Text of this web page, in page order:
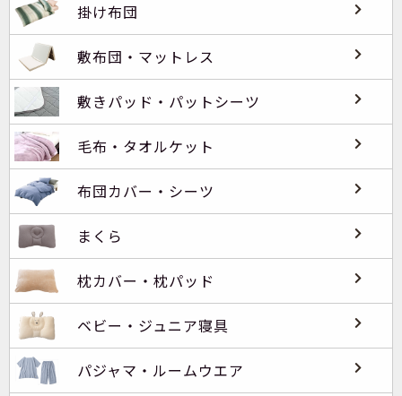
掛け布団
敷布団・マットレス
敷きパッド・パットシーツ
毛布・タオルケット
布団カバー・シーツ
まくら
枕カバー・枕パッド
ベビー・ジュニア寝具
パジャマ・ルームウエア